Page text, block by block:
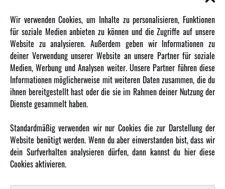
Newsletter
Über uns
Karriere
Amewi Kataloge
MEHR VON AMEWI
Amewi Construction - Nutzfahrzeuge
Malinos - Die kreative Seite von Amewi
Werden Sie Amewi Händler
Wir verwenden Cookies, um Inhalte zu personalisieren, Funktionen
für soziale Medien anbieten zu können und die Zugriffe auf unsere
Website zu analysieren. Außerdem geben wir Informationen zu
deiner Verwendung unserer Website an unsere Partner für soziale
Medien, Werbung und Analysen weiter. Unsere Partner führen diese
Informationen möglicherweise mit weiteren Daten zusammen, die du
ihnen bereitgestellt hast oder die sie im Rahmen deiner Nutzung der
Dienste gesammelt haben.
Standardmäßig verwenden wir nur Cookies die zur Darstellung der
Website benötigt werden. Wenn du aber einverstanden bist, dass wir
dein Surfverhalten analysieren dürfen, dann kannst du hier diese
Cookies aktivieren.